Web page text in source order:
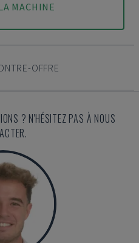
MACHINE
OFFRE
? N'HÉSITEZ PAS À NOUS